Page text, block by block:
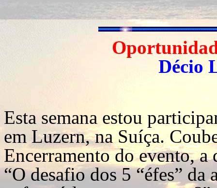
Décio
Esta semana estou
em Luzern, na Suíça.
Encerramento do evento,
“O desafio dos 5 “éfes”